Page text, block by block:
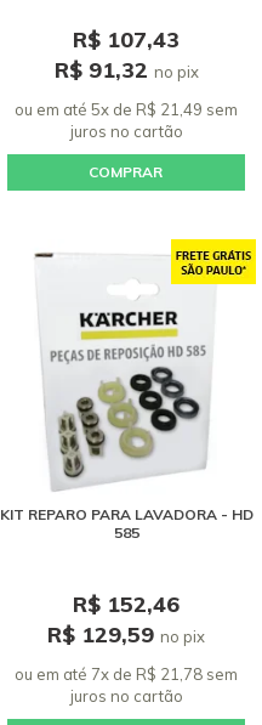
R$ 107,43
R$ 91,32 no pix
ou em até 5x de R$ 21,49 sem
juros no cartão
COMPRAR
KIT REPARO PARA LAVADORA - HD
585
R$ 152,46
R$ 129,59 no pix
ou em até 7x de R$ 21,78 sem
juros no cartão